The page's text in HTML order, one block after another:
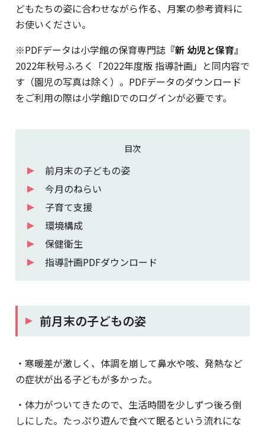
どもたちの姿に合わせながら作る、月案の参考資料に
お使いください。
※PDFデータは小学館の保育専門誌 『新 幼児と保育』
2022年秋号ふろく「2022年度版 指導計画」と同内容で
す（園児の写真は除く）。PDFデータのダウンロード
をご利用の際は小学館IDでのログインが必要です。
目次
前月末の子どもの姿
今月のねらい
子育て支援
環境構成
保健衛生
指導計画PDFダウンロード
前月末の子どもの姿
・寒暖差が激しく、体調を崩して鼻水や咳、発熱など
の症状が出る子どもが多かった。
・体力がついてきたので、生活時間を少しずつ後ろ倒
しにした。たっぷり遊んで食べて眠るという流れにな